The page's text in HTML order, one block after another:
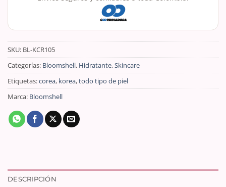
SKU: BL-KCR105
Categorías: Bloomshell, Hidratante,Skincare
Etiquetas:corea, korea,todo tipo de piel
Marca: Bloomshell
DESCRIPCIÓN